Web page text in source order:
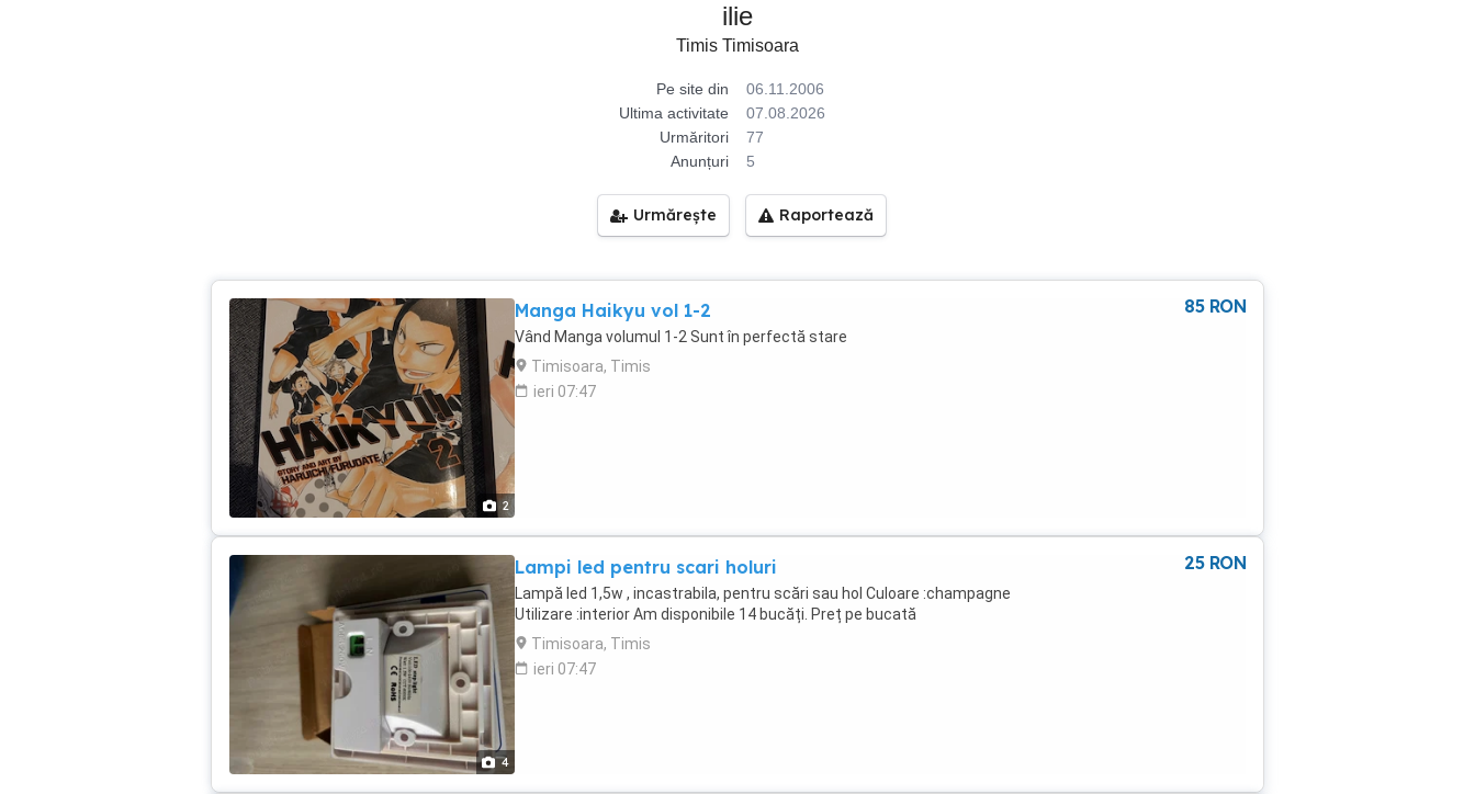
ilie
Timis Timisoara
Pe site din
06.11.2006
Ultima activitate
07.08.2026
Urmăritori
77
Anunțuri
5
Urmărește Raportează
2
Manga Haikyu vol 1-2
Vând Manga volumul 1-2 Sunt în perfectă stare
Timisoara, Timis
ieri 07:47
85 RON
4
Lampi led pentru scari holuri
Lampă led 1,5w , incastrabila, pentru scări sau hol Culoare :champagne
Utilizare :interior Am disponibile 14 bucăți. Preț pe bucată
Timisoara, Timis
ieri 07:47
25 RON